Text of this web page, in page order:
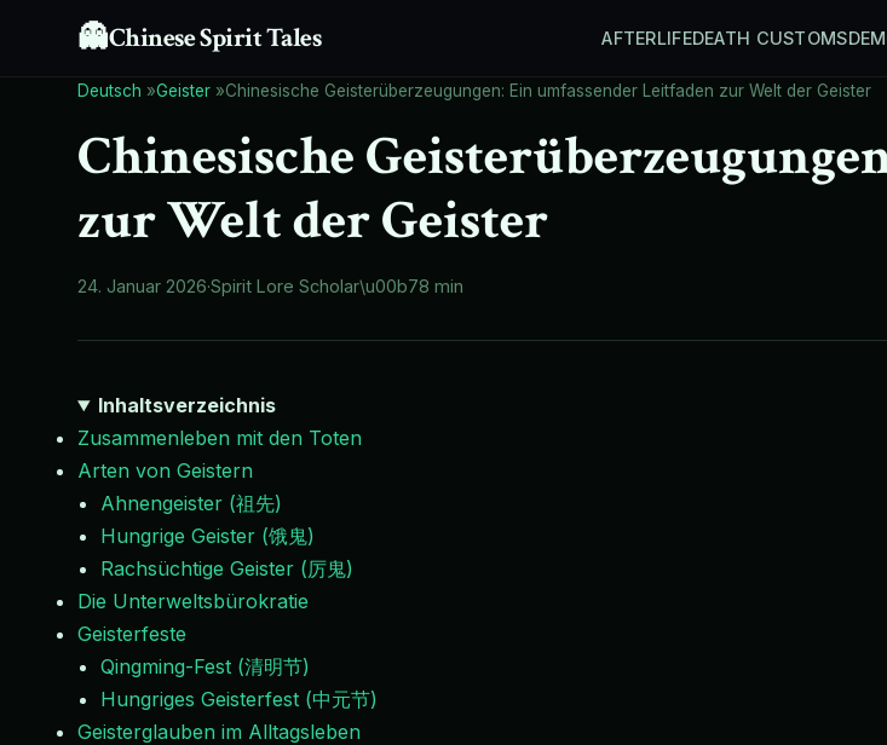
👻Chinese Spirit Tales AFTERLIFEDEATH CUSTOMS
Deutsch »Geister »Chinesische Geisterüberzeugungen: Ein umfassender Leitfaden zur Welt der Geister
Chinesische
zur Welt der Geister
24. Januar 2026·Spirit Lore Scholar\u00b78 min
Inhaltsverzeichnis
Zusammenleben mit den Toten
Arten von Geistern
Ahnengeister (祖先)
Hungrige Geister (饿鬼)
Rachsüchtige Geister (厉鬼)
Die Unterweltsbürokratie
Geisterfeste
Qingming-Fest (清明节)
Hungriges Geisterfest (中元节)
Geisterglauben im Alltagsleben